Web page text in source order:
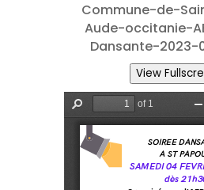
Commune-de-
Aude-occitanie-
Dansante-2023-
View